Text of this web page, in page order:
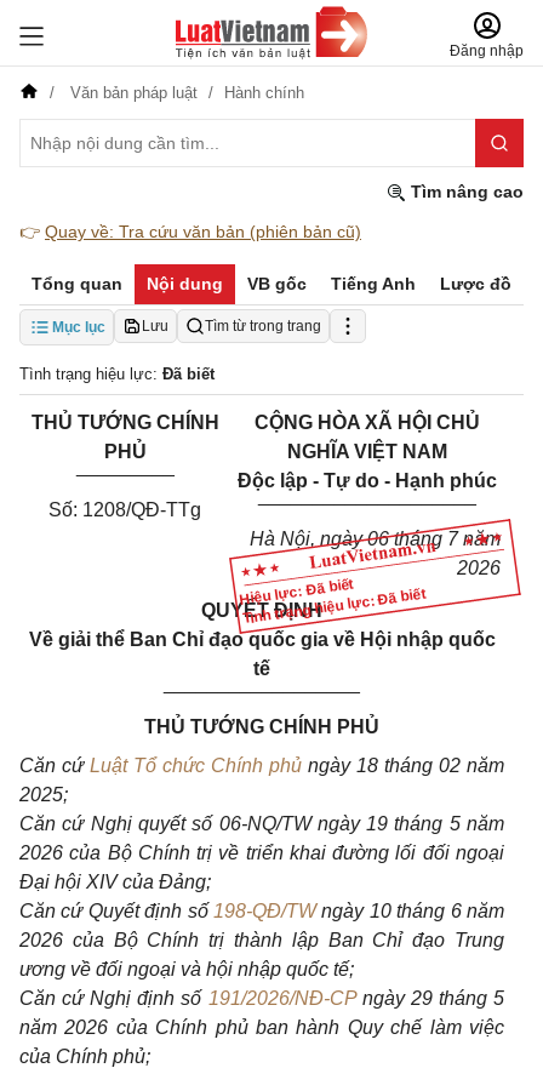
Đăng nhập
Văn bản pháp luật Hành chính
Tìm nâng cao
👉 Quay về: Tra cứu văn bản (phiên bản cũ)
Tổng quan Nội dung VB gốc Tiếng Anh Lược đồ
Mục lục Lưu Tìm từ trong trang
Tình trạng hiệu lực: Đã biết
Hiệu lực: Đã biết
Tình trạng hiệu lực: Đã biết
THỦ TƯỚNG CHÍNH
PHỦ
Số: 1208/QĐ-TTg
CỘNG HÒA XÃ HỘI CHỦ
NGHĨA VIỆT NAM
Độc lập - Tự do - Hạnh phúc
____________________
Hà Nội, ngày 06 tháng 7 năm
2026
QUYẾT ĐỊNH
Về giải thể Ban Chỉ đạo quốc gia về Hội nhập quốc
tế
THỦ TƯỚNG CHÍNH PHỦ
Căn cứ Luật Tổ chức Chính phủ ngày 18 tháng 02 năm
2025;
Căn cứ Nghị quyết số 06-NQ/TW ngày 19 tháng 5 năm
2026 của Bộ Chính trị về triển khai đường lối đối ngoại
Đại hội XIV của Đảng;
Căn cứ Quyết định số 198-QĐ/TWngày 10 tháng 6 năm
2026 của Bộ Chính trị thành lập Ban Chỉ đạo Trung
ương về đối ngoại và hội nhập quốc tế;
Căn cứ Nghị định số 191/2026/NĐ-CPngày 29 tháng 5
năm 2026 của Chính phủ ban hành Quy chế làm việc
của Chính phủ;